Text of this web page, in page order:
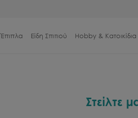
Έπιπλα Είδη Σπιτιού Hobby & Κατοικίδια
Στείλτε